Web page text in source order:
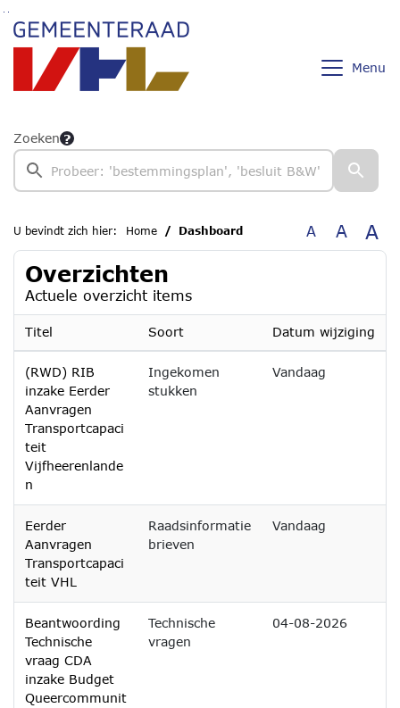
Ga naar de inhoud van deze pagina
Ga naar het zoeken
Ga naar het menu
Menu
Zoeken
U bevindt zich hier: Home Dashboard A A A
Overzichten
Actuele overzicht items
Titel Soort Datum wijziging
(RWD) RIB
inzake Eerder
Aanvragen
Transportcapaci
teit
Vijfheerenlande
n
Ingekomen
stukken
Vandaag
Eerder
Aanvragen
Transportcapaci
teit VHL
Raadsinformatie
brieven
Vandaag
Beantwoording
Technische
vraag CDA
inzake Budget
Queercommunit
Technische
vragen
04-08-2026